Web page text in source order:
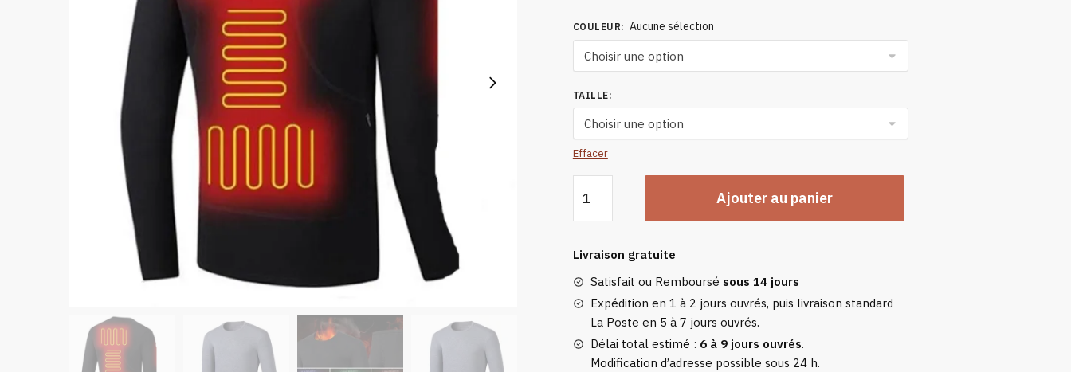
COULEUR: Aucune sélection
TAILLE:
Effacer
de
Tee-
Chauffant
En
Coton
Pour
Homme
Ajouter au panier
Livraison gratuite
Satisfait ou Remboursé sous 14 jours
Expédition en 1 à 2 jours ouvrés, puis livraison standard
La Poste en 5 à 7 jours ouvrés.
Délai total estimé : 6 à 9 jours ouvrés.
Modification d’adresse possible sous 24 h.